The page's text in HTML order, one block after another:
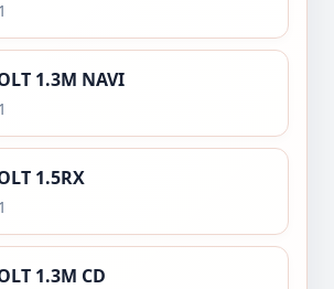
1.3M NAVI
1.5RX
1.3M CD